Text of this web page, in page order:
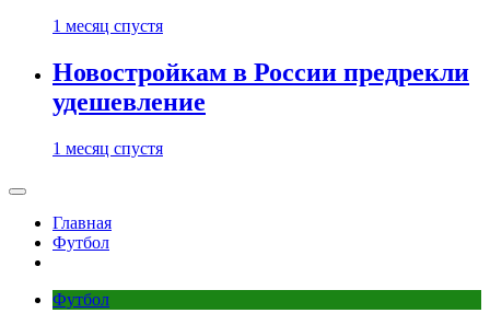
1 месяц спустя
Новостройкам в России предрекли
удешевление
1 месяц спустя
Главная
Футбол
Футбол